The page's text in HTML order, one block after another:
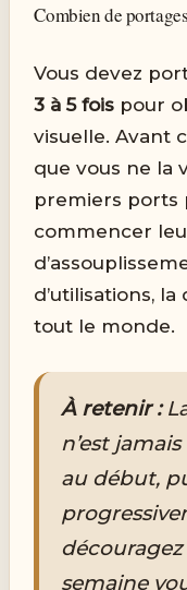
Combien de
Vous devez
3 à 5 fois pour
visuelle. Avant
que vous ne la
premiers ports
commencer
d’utilisations,
tout le monde.
À retenir :
n’est
au début,
semaine